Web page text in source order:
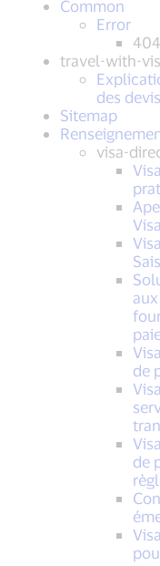
Common
Error
404
travel-with-
des
Sitemap
visa-
de
de